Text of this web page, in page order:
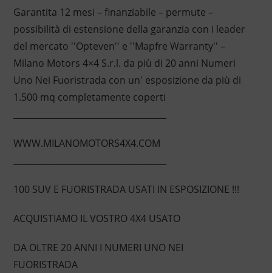
Garantita 12 mesi – finanziabile – permute –
possibilità di estensione della garanzia con i leader
del mercato ''Opteven'' e ''Mapfre Warranty'' –
Milano Motors 4×4 S.r.l. da più di 20 anni Numeri
Uno Nei Fuoristrada con un' esposizione da più di
1.500 mq completamente coperti
WWW.MILANOMOTORS4X4.COM
100 SUV E FUORISTRADA USATI IN ESPOSIZIONE !!!
ACQUISTIAMO IL VOSTRO 4X4 USATO
DA OLTRE 20 ANNI I NUMERI UNO NEI
FUORISTRADA